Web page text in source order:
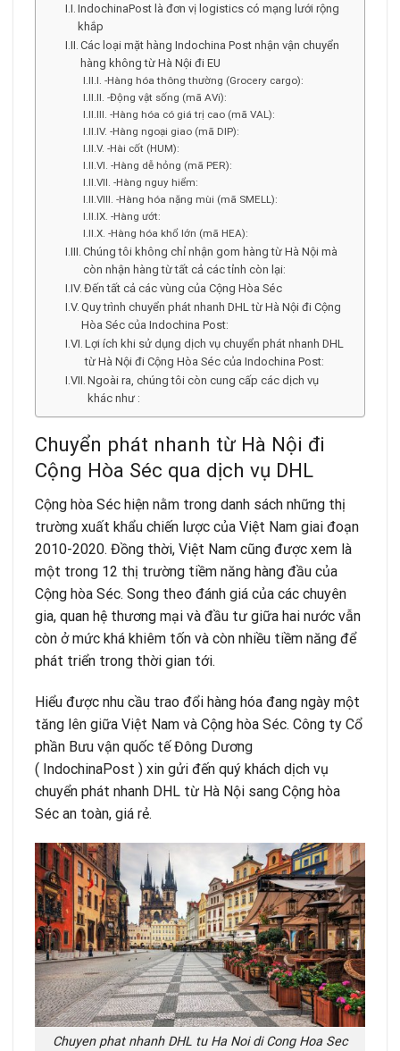
IndochinaPost là đơn vị logistics có mạng lưới rộng
khắp
Các loại mặt hàng Indochina Post nhận vận chuyển
hàng không từ Hà Nội đi EU
-Hàng hóa thông thường (Grocery cargo):
-Động vật sống (mã AVi):
-Hàng hóa có giá trị cao (mã VAL):
-Hàng ngoại giao (mã DIP):
-Hài cốt (HUM):
-Hàng dễ hỏng (mã PER):
-Hàng nguy hiểm:
-Hàng hóa nặng mùi (mã SMELL):
-Hàng ướt:
-Hàng hóa khổ lớn (mã HEA):
Chúng tôi không chỉ nhận gom hàng từ Hà Nội mà
còn nhận hàng từ tất cả các tỉnh còn lại:
Đến tất cả các vùng của Cộng Hòa Séc
Quy trình chuyển phát nhanh DHL từ Hà Nội đi Cộng
Hòa Séc của Indochina Post:
Lợi ích khi sử dụng dịch vụ chuyển phát nhanh DHL
từ Hà Nội đi Cộng Hòa Séc của Indochina Post:
Ngoài ra, chúng tôi còn cung cấp các dịch vụ
khác như :
Chuyển phát nhanh từ Hà Nội đi
Cộng Hòa Séc qua dịch vụ DHL
Cộng hòa Séc hiện nằm trong danh sách những thị
trường xuất khẩu chiến lược của Việt Nam giai đoạn
2010-2020. Đồng thời, Việt Nam cũng được xem là
một trong 12 thị trường tiềm năng hàng đầu của
Cộng hòa Séc. Song theo đánh giá của các chuyên
gia, quan hệ thương mại và đầu tư giữa hai nước vẫn
còn ở mức khá khiêm tốn và còn nhiều tiềm năng để
phát triển trong thời gian tới.
Hiểu được nhu cầu trao đổi hàng hóa đang ngày một
tăng lên giữa Việt Nam và Cộng hòa Séc. Công ty Cổ
phần Bưu vận quốc tế Đông Dương
( IndochinaPost ) xin gửi đến quý khách dịch vụ
chuyển phát nhanh DHL từ Hà Nội sang Cộng hòa
Séc an toàn, giá rẻ.
Chuyen phat nhanh DHL tu Ha Noi di Cong Hoa Sec